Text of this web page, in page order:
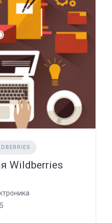
Wildberries